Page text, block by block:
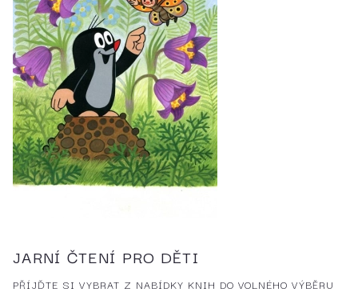
JARNÍ ČTENÍ PRO DĚTI
PŘÍJĎTE SI VYBRAT Z NABÍDKY KNIH DO VOLNÉHO VÝBĚRU